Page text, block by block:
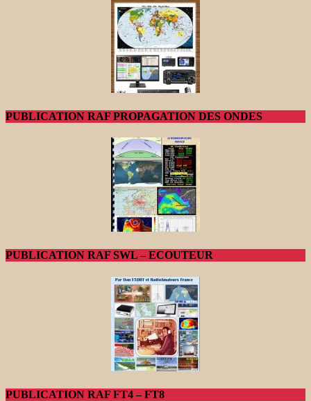
PUBLICATION RAF PROPAGATION DES ONDES
PUBLICATION RAF SWL – ECOUTEUR
PUBLICATION RAF FT4 – FT8